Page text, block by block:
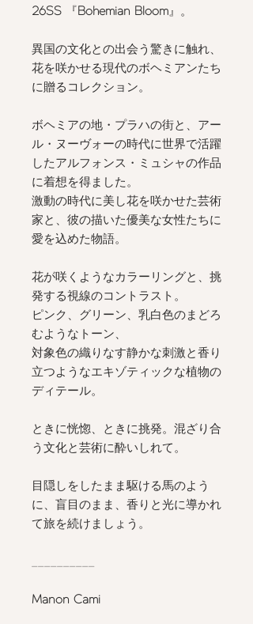
26SS 『Bohemian Bloom 』。
異国の文化との出会う驚きに触れ、
花を咲かせる現代のボヘミアンたち
に贈るコレクション。
ボヘミアの地・プラハの街と、アー
ル・ヌーヴォーの時代に世界で活躍
したアルフォンス・ミュシャの作品
に着想を得ました。
激動の時代に美し花を咲かせた芸術
家と、彼の描いた優美な女性たちに
愛を込めた物語。
花が咲くようなカラーリングと、挑
発する視線のコントラスト。
ピンク、グリーン、乳白色のまどろ
むようなトーン、
対象色の織りなす静かな刺激と香り
立つようなエキゾティックな植物の
ディテール。
ときに恍惚、ときに挑発。混ざり合
う文化と芸術に酔いしれて。
目隠しをしたまま駆ける馬のよう
に、盲目のまま、香りと光に導かれ
て旅を続けましょう。
Manon Cami